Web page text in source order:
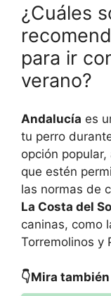
¿Cuáles
para ir
verano?
Andalucía es
tu perro
opción
que estén
las normas de
La Costa del
caninas, como
Torremolinos y
👇Mira también